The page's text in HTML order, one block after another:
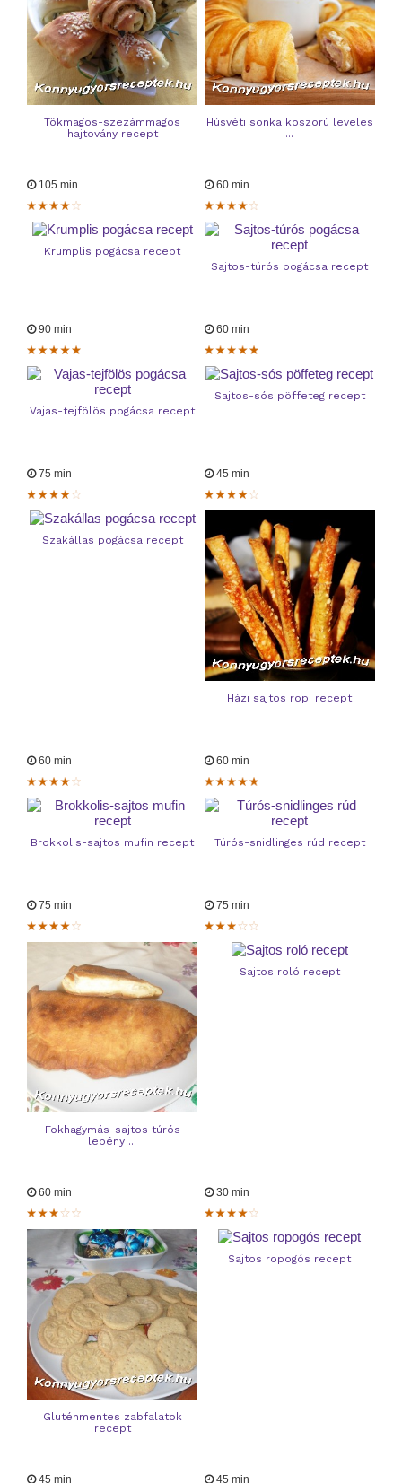
Tökmagos-szezámmagos
hajtovány recept
Húsvéti sonka koszorú leveles
...
105 min
Krumplis pogácsa recept
60 min
Sajtos-túrós pogácsa recept
90 min
Vajas-tejfölös pogácsa recept
60 min
Sajtos-sós pöffeteg recept
75 min
Szakállas pogácsa recept
45 min
Házi sajtos ropi recept
60 min
Brokkolis-sajtos mufin recept
60 min
Túrós-snidlinges rúd recept
75 min
Fokhagymás-sajtos túrós
lepény ...
75 min
Sajtos roló recept
60 min
Gluténmentes zabfalatok
recept
30 min
Sajtos ropogós recept
45 min 45 min